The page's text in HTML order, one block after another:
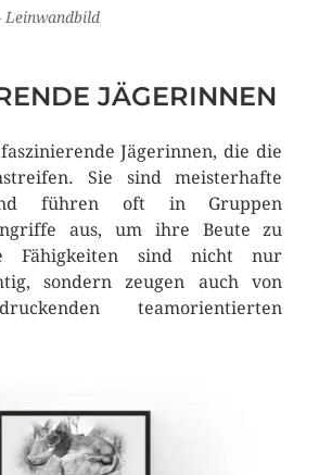
Leinwandbild
JÄGERINNEN
Jägerinnen, die die
Sie sind meisterhafte
führen oft in Gruppen
aus, um ihre Beute zu
Fähigkeiten sind nicht nur
sondern zeugen auch von
teamorientierten